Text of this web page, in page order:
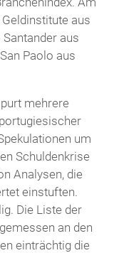
aus
Santander aus
Paolo aus
mehrere
um
Schuldenkrise
Analysen, die
einstuften.
Die Liste der
an den
einträchtig die